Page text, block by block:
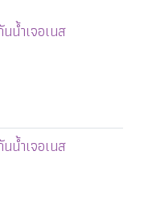
น้ำเจอเนส
น้ำเจอเนส